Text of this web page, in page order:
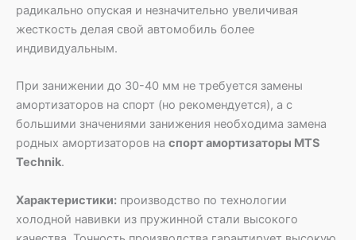
радикально опуская и незначительно увеличивая
жесткость делая свой автомобиль более
индивидуальным.
При занижении до 30-40 мм не требуется замены
амортизаторов на спорт (но рекомендуется), а с
большими значениями занижения необходима замена
родных амортизаторов на спорт амортизаторы MTS
Technik.
Характеристики: производство по технологии
холодной навивки из пружинной стали высокого